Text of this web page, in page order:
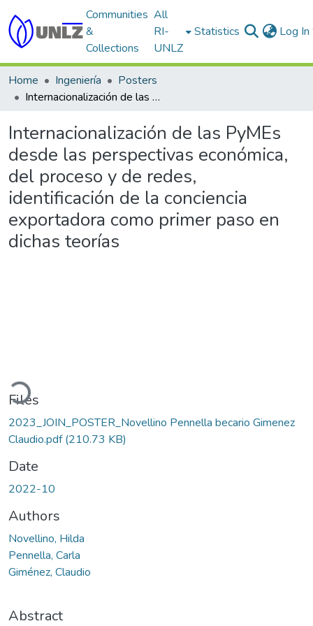
Communities
&
Collections
All
RI-
UNLZ
Statistics Log In
Home Ingeniería
Posters
Internacionalización de las PyMEs desde las perspectivas económica, del proceso y de redes, identificación de la conciencia exportadora como primer paso en dichas teorías
Internacionalización de las PyMEs
desde las perspectivas económica,
del proceso y de redes,
identificación de la conciencia
exportadora como primer paso en
dichas teorías
Files
2023_JOIN_POSTER_Novellino Pennella becario Gimenez
Claudio.pdf(210.73 KB)
Date
2022-10
Authors
Novellino, Hilda
Pennella, Carla
Giménez, Claudio
Abstract